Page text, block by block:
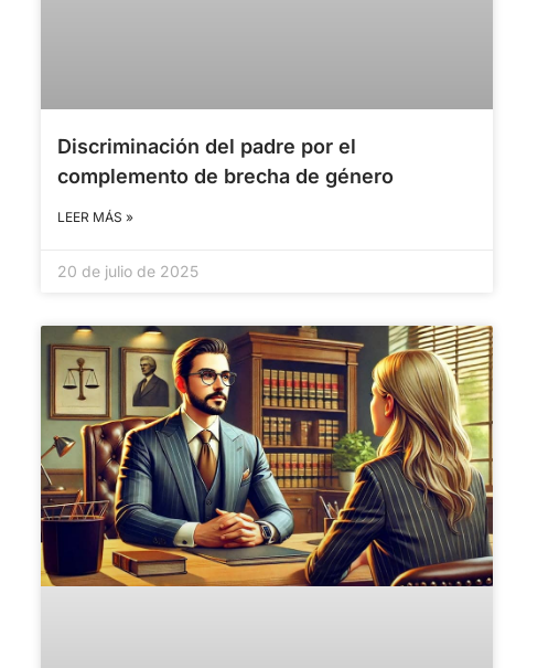
Discriminación del padre por el
complemento de brecha de género
LEER MÁS »
20 de julio de 2025